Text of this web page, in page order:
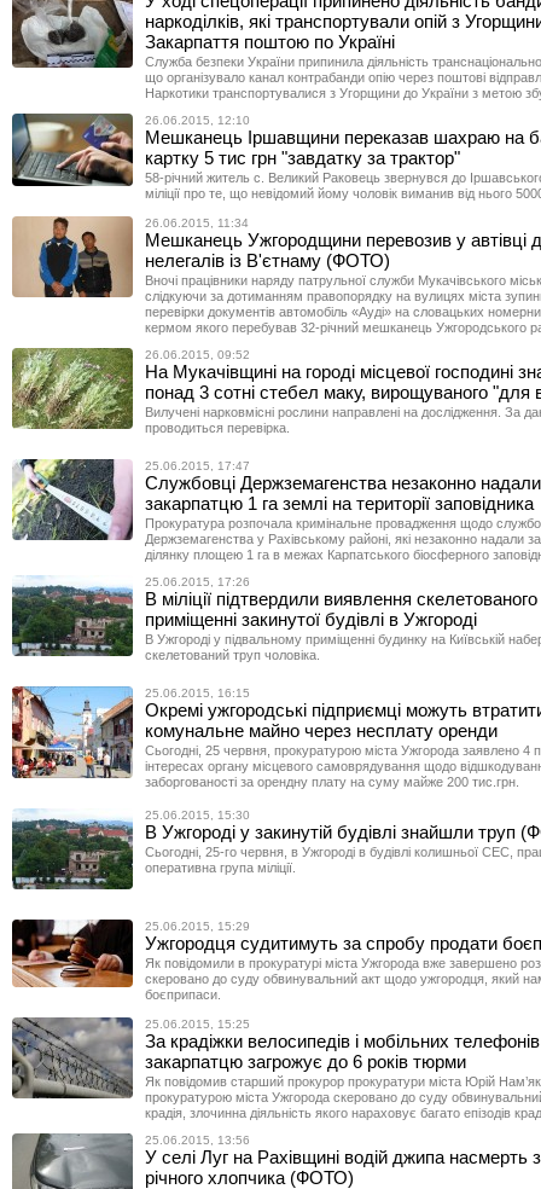
наркоділків, які транспортували опій з
Закарпаття поштою по Україні
Служба безпеки України припинила діяльність
що організувало канал контрабанди опію через поштові
Наркотики транспортувалися з Угорщини до України з метою
26.06.2015, 12:10
Мешканець Іршавщини переказав шахраю на
картку 5 тис грн "завдатку за трактор"
58-річний житель с. Великий Раковець звернувся до
міліції про те, що невідомий йому чоловік виманив від нього
26.06.2015, 11:34
Мешканець Ужгородщини перевозив у автівці
нелегалів із В'єтнаму (ФОТО)
Вночі працівники наряду патрульної служби Мукачівського
слідкуючи за дотиманням правопорядку на вулицях міста
перевірки документів автомобіль «Ауді» на словацьких
кермом якого перебував 32-річний мешканець Ужгородського
26.06.2015, 09:52
На Мукачівщині на городі місцевої господині
понад 3 сотні стебел маку, вирощуваного "для
Вилучені нарковмісні рослини направлені на дослідження. За
проводиться перевірка.
25.06.2015, 17:47
Службовці Держземагенства незаконно надали
закарпатцю 1 га землі на території заповідника
Прокуратура розпочала кримінальне провадження щодо
Держземагенства у Рахівському районі, які незаконно надали
ділянку площею 1 га в межах Карпатського біосферного
25.06.2015, 17:26
В міліції підтвердили виявлення
приміщенні закинутої будівлі в Ужгороді
В Ужгороді у підвальному приміщенні будинку на Київській
скелетований труп чоловіка.
25.06.2015, 16:15
Окремі ужгородські підприємці можуть
комунальне майно через несплату оренди
Сьогодні, 25 червня, прокуратурою міста Ужгорода заявлено 4
інтересах органу місцевого самоврядування щодо
заборгованості за орендну плату на суму майже 200 тис.грн.
25.06.2015, 15:30
В Ужгороді у закинутій будівлі знайшли труп
Сьогодні, 25-го червня, в Ужгороді в будівлі колишньої СЕС,
оперативна група міліції.
25.06.2015, 15:29
Ужгородця судитимуть за спробу продати
Як повідомили в прокуратурі міста Ужгорода вже завершено
скеровано до суду обвинувальний акт щодо ужгородця, який
боєприпаси.
25.06.2015, 15:25
За крадіжки велосипедів і мобільних телефонів
закарпатцю загрожує до 6 років тюрми
Як повідомив старший прокурор прокуратури міста Юрій Нам’як
прокуратурою міста Ужгорода скеровано до суду
крадія, злочинна діяльність якого нараховує багато епізодів
25.06.2015, 13:56
У селі Луг на Рахівщині водій джипа насмерть
річного хлопчика (ФОТО)